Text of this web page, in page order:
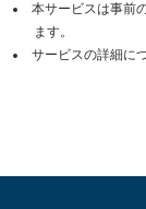
本サービスは事前
ます。
サービスの詳細に